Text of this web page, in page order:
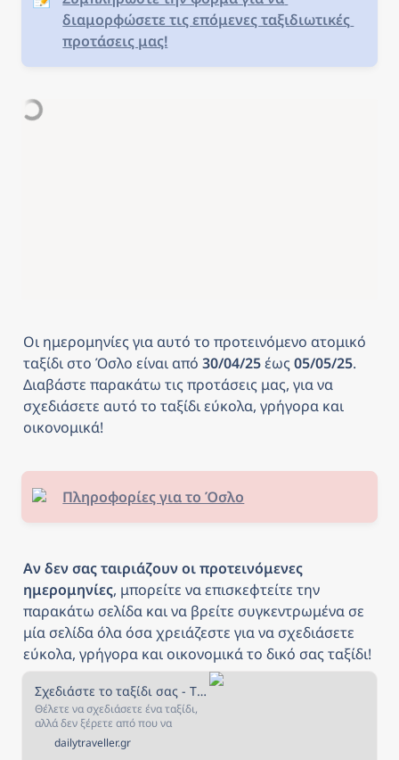
διαμορφώσετε τις επόμενες ταξιδιωτικές
προτάσεις μας!
Οι ημερομηνίες για αυτό το προτεινόμενο ατομικό
ταξίδι στο Όσλο είναι από 30/04/25 έως 05/05/25.
Διαβάστε παρακάτω τις προτάσεις μας, για να
σχεδιάσετε αυτό το ταξίδι εύκολα, γρήγορα και
οικονομικά!
Πληροφορίες για το Όσλο
Αν δεν σας ταιριάζουν οι προτεινόμενες
ημερομηνίες, μπορείτε να επισκεφτείτε την
παρακάτω σελίδα και να βρείτε συγκεντρωμένα σε
μία σελίδα όλα όσα χρειάζεστε για να σχεδιάσετε
εύκολα, γρήγορα και οικονομικά το δικό σας ταξίδι!
Σχεδιάστε το ταξίδι σας - The Daily Traveller
Θέλετε να σχεδιάσετε ένα ταξίδι,
αλλά δεν ξέρετε από που να
ξεκινήσετε; Αν ναι, τότε είστε στο
κατάλληλο μέρος! Στην σελίδα
dailytraveller.gr